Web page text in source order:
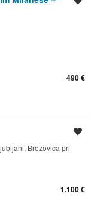
490 €
Brezovica pri
1.100 €